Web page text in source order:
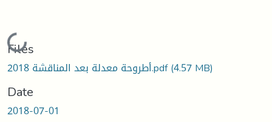
Loading...
Files
أطروحة معدلة بعد المناقشة 2018.pdf(4.57 MB)
Date
2018-07-01